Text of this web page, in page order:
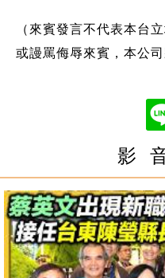
（來賓發言不代表本台
或謾罵侮辱來賓，本公
影